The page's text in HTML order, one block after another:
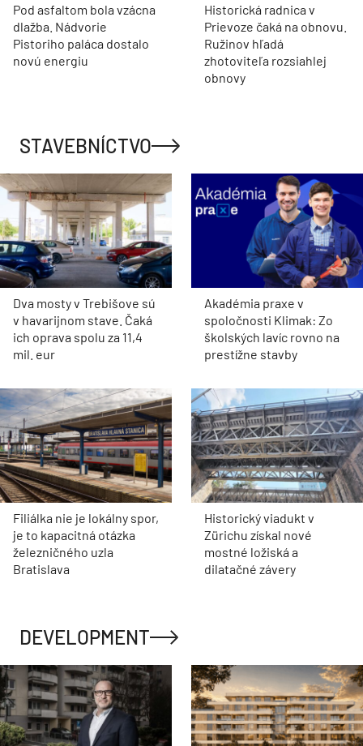
Pod asfaltom bola vzácna
dlažba. Nádvorie
Pistoriho paláca dostalo
novú energiu
Historická radnica v
Prievoze čaká na obnovu.
Ružinov hľadá
zhotoviteľa rozsiahlej
obnovy
STAVEBNÍCTVO
Dva mosty v Trebišove sú
v havarijnom stave. Čaká
ich oprava spolu za 11,4
mil. eur
Akadémia praxe v
spoločnosti Klimak: Zo
školských lavíc rovno na
prestížne stavby
Filiálka nie je lokálny spor,
je to kapacitná otázka
železničného uzla
Bratislava
Historický viadukt v
Zürichu získal nové
mostné ložiská a
dilatačné závery
DEVELOPMENT